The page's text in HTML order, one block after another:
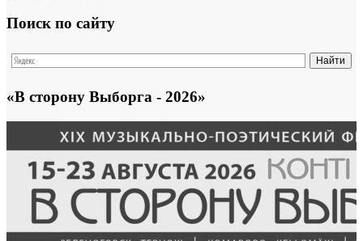
Поиск по сайту
«В сторону Выборга - 2026»